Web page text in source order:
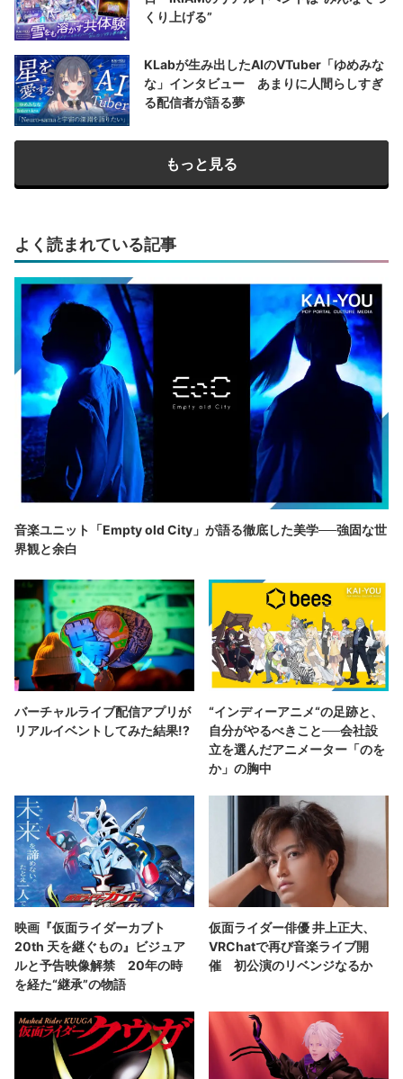
くり上げる”
KLabが生み出したAIのVTuber「ゆめみな
な」インタビュー あまりに人間らしすぎ
る配信者が語る夢
もっと見る
よく読まれている記事
音楽ユニット「Empty old City」が語る徹底した美学──強固な世
界観と余白
バーチャルライブ配信アプリが
リアルイベントしてみた結果!?
“インディーアニメ“の足跡と、
自分がやるべきこと──会社設
立を選んだアニメーター「のを
か」の胸中
映画『仮面ライダーカブト
20th 天を継ぐもの』ビジュア
ルと予告映像解禁 20年の時
を経た“継承”の物語
仮面ライダー俳優 井上正大、
VRChatで再び音楽ライブ開
催 初公演のリベンジなるか